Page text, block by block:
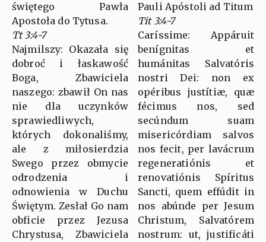
świętego Pawła
Apostoła do Tytusa.
Tt 3:4-7
Najmilszy: Okazała się
dobroć i łaskawość
Boga, Zbawiciela
naszego: zbawił On nas
nie dla uczynków
sprawiedliwych,
których dokonaliśmy,
ale z miłosierdzia
Swego przez obmycie
odrodzenia i
odnowienia w Duchu
Świętym. Zesłał Go nam
obficie przez Jezusa
Chrystusa, Zbawiciela
Pauli Apóstoli ad Titum
Tit 3:4-7
Caríssime: Appáruit
benígnitas et
humánitas Salvatóris
nostri Dei: non ex
opéribus justítiæ, quæ
fécimus nos, sed
secúndum suam
misericórdiam salvos
nos fecit, per lavácrum
regeneratiónis et
renovatiónis Spíritus
Sancti, quem effúdit in
nos abúnde per Jesum
Christum, Salvatórem
nostrum: ut, justificáti